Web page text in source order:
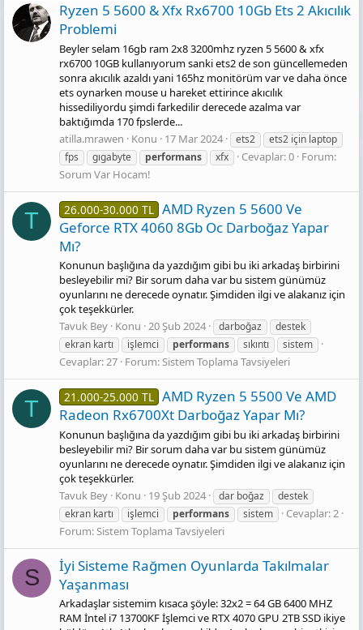
Ryzen 5 5600 & Xfx Rx6700 10Gb Ets 2 Akıcılık
Problemi
Beyler selam 16gb ram 2x8 3200mhz ryzen 5 5600 & xfx
rx6700 10GB kullanıyorum sanki ets2 de son güncellemeden
sonra akıcılık azaldı yani 165hz monitörüm var ve daha önce
ets oynarken mouse u hareket ettirince akıcılık
hissediliyordu şimdi farkedilir derecede azalma var
baktığımda 170 fpslerde...
atilla.mrawen
Konu 17 Mar 2024 ets2
ets2 için laptop
fps
gıgabyte performans xfx Cevaplar: 0 Forum:
Sorum Var Hocam!
T 26.000-30.000 TL AMD Ryzen 5 5600 Ve
Geforce RTX 4060 8Gb Oc Darboğaz Yapar
Mı?
Konunun başlığına da yazdığım gibi bu iki arkadaş birbirini
besleyebilir mi? Bir sorum daha var bu sistem günümüz
oyunlarını ne derecede oynatır. Şimdiden ilgi ve alakanız için
çok teşekkürler.
Tavuk Bey Konu 20 Şub 2024 darboğaz
destek
ekran kartı
işlemci performans sıkıntı sistem
Cevaplar: 27 Forum:Sistem Toplama Tavsiyeleri
T 21.000-25.000 TL AMD Ryzen 5 5500 Ve AMD
Radeon Rx6700Xt Darboğaz Yapar Mı?
Konunun başlığına da yazdığım gibi bu iki arkadaş birbirini
besleyebilir mi? Bir sorum daha var bu sistem günümüz
oyunlarını ne derecede oynatır. Şimdiden ilgi ve alakanız için
çok teşekkürler.
Tavuk Bey Konu 19 Şub 2024 dar boğaz
destek
ekran kartı
işlemci performans sistem
Cevaplar: 2
Forum:Sistem Toplama Tavsiyeleri
S
İyi Sisteme Rağmen Oyunlarda Takılmalar
Yaşanması
Arkadaşlar sistemim kısaca şöyle: 32x2 = 64 GB 6400 MHZ
RAM İntel i7 13700KF İşlemci ve RTX 4070 GPU 2TB SSD ikiye